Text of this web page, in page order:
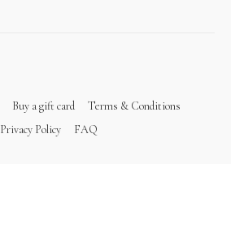
Buy a gift card
Terms & Conditions
Privacy Policy
FAQ